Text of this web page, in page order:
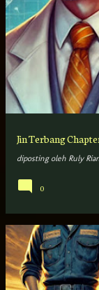
Jin Terbang
diposting oleh Ruly
0